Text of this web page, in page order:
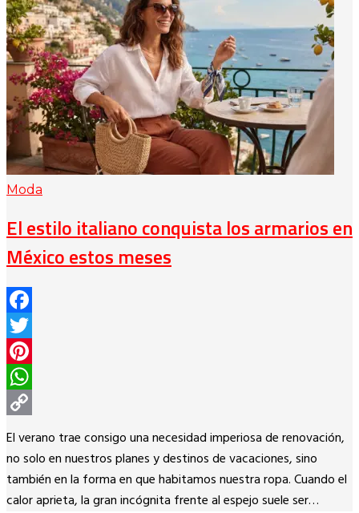
Moda
El estilo italiano conquista los armarios en
México estos meses
Facebook
Twitter
Pinterest
WhatsApp
Copy
Link
El verano trae consigo una necesidad imperiosa de renovación,
no solo en nuestros planes y destinos de vacaciones, sino
también en la forma en que habitamos nuestra ropa. Cuando el
calor aprieta, la gran incógnita frente al espejo suele ser…